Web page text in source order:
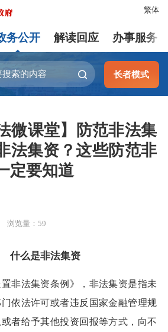
繁体
务公开 解读回应 办事服务
长者模式
微课堂】防范非法集
法集资？这些防范非
定要知道
浏览量： 59
什么是非法集资
法集资条例》，非法集资是指未
依法许可或者违反国家金融管理规
者给予其他投资回报等方式，向不